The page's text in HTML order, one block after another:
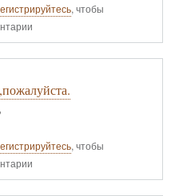
, чтобы
, чтобы